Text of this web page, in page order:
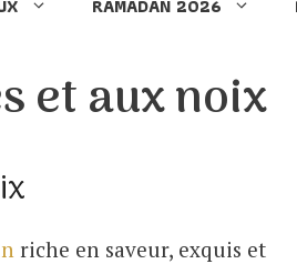
RAMADAN 2026
et aux noix
riche en saveur, exquis et